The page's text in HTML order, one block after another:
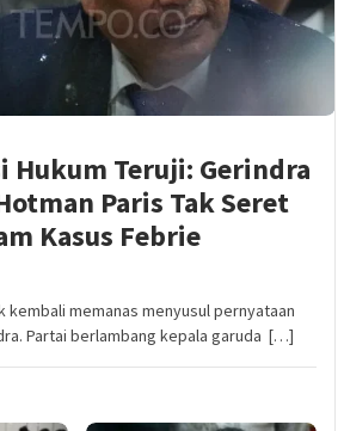
Hukum Teruji: Gerindra
Paris Tak Seret
Kasus Febrie
kembali memanas menyusul pernyataan
Partai berlambang kepala garuda […]